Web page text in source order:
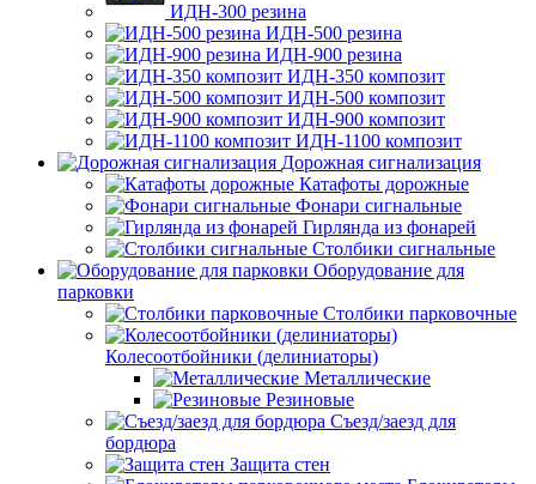
ИДН-300 резина
ИДН-500 резина
ИДН-900 резина
ИДН-350 композит
ИДН-500 композит
ИДН-900 композит
ИДН-1100 композит
Дорожная сигнализация
Катафоты дорожные
Фонари сигнальные
Гирлянда из фонарей
Столбики сигнальные
Оборудование для
парковки
Столбики парковочные
Колесоотбойники (делиниаторы)
Металлические
Резиновые
Съезд/заезд для
бордюра
Защита стен